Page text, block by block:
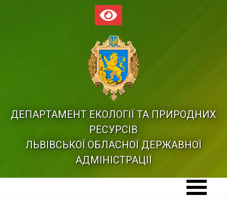
ДЕПАРТАМЕНТ ЕКОЛОГІЇ ТА ПРИРОДНИХ
РЕСУРСІВ
ЛЬВІВСЬКОЇ ОБЛАСНОЇ ДЕРЖАВНОЇ
АДМІНІСТРАЦІЇ